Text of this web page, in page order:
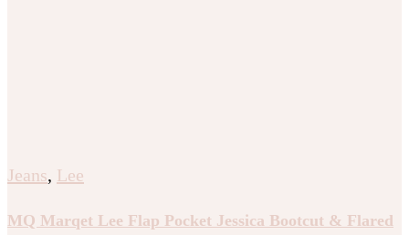
Jeans, Lee
MQ Marqet Lee Flap Pocket Jessica Bootcut & Flared